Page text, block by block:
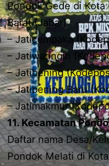
Pondok Gede di
Barat (Jabar) :
– Jaticempaka
– Jatiwaringin
– Jatibening
– Jatibening Baru
– Jatimakmur
11. Kecamatan
Daftar nama Desa/
Pondok Melati di